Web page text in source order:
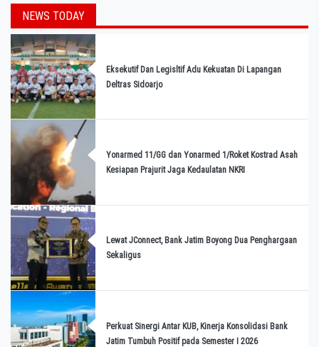
NEWS TODAY
Eksekutif Dan Legisltif Adu Kekuatan Di Lapangan
Deltras Sidoarjo
Yonarmed 11/GG dan Yonarmed 1/Roket Kostrad Asah
Kesiapan Prajurit Jaga Kedaulatan NKRI
Lewat JConnect, Bank Jatim Boyong Dua Penghargaan
Sekaligus
Perkuat Sinergi Antar KUB, Kinerja Konsolidasi Bank
Jatim Tumbuh Positif pada Semester I 2026